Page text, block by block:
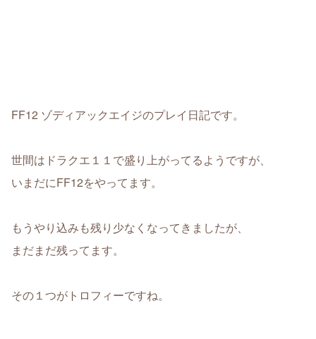
FF12 ゾディアックエイジのプレイ日記です。
世間はドラクエ１１で盛り上がってるようですが、
いまだにFF12をやってます。
もうやり込みも残り少なくなってきましたが、
まだまだ残ってます。
その１つがトロフィーですね。